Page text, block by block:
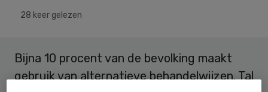
28 keer gelezen
Bijna 10 procent van de bevolking maakt
gebruik van alternatieve behandelwijzen. Tal